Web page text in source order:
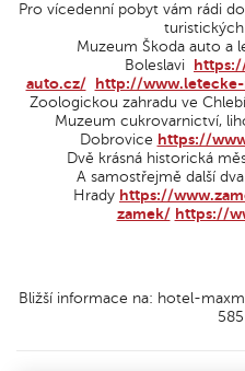
Pro vícedenní pobyt vám rádi
Muzeum Škoda auto a
Boleslavi
auto.cz/
http://
Zoologickou zahradu ve
Muzeum cukrovarnictví,
Dobrovice https://
Dvě krásná historická
A samostřejmě další
Hrady https://
zamek/ https://
Bližší informace na: hotel-